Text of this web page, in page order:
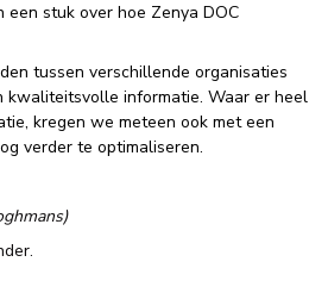
een stuk over hoe Zenya DOC
tussen verschillende organisaties
informatie. Waar er heel
kregen we meteen ook met een
verder te optimaliseren.